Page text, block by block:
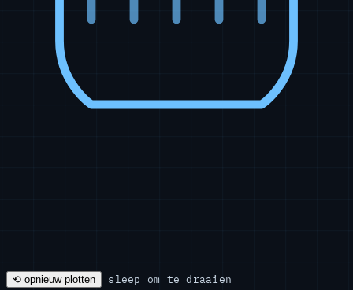
⟲ opnieuw plotten sleep om te draaien